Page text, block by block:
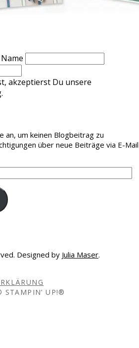
akzeptierst Du unsere
an, um keinen Blogbeitrag zu
über neue Beiträge via E-Mail
Designed by Julia Maser.
STAMPIN’ UP!®